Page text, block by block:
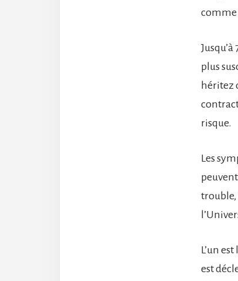
comme
plus
héritez
risque.
Les
trouble,
L’un
est